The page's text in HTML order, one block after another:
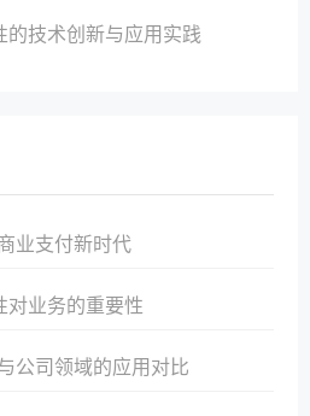
的技术创新与应用实践
业支付新时代
对业务的重要性
公司领域的应用对比